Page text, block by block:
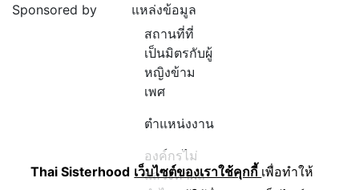
Sponsored by
แหล่งข้อมูล
สถานที่ที่
เป็นมิตรกับผู้
หญิงข้าม
เพศ
ตำแหน่งงาน
องค์กรไม่
แสวงหาผล
Thai Sisterhood เว็บไซต์ของเราใช้คุกกี้ เพื่อทำให้